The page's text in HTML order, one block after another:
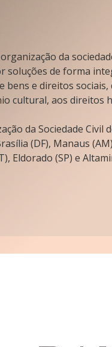
da
de forma
bens e direitos
cultural, aos direitos
da Sociedade Civil
(DF), Manaus
Eldorado (SP) e